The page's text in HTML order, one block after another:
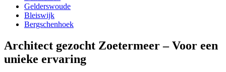
Gelderswoude
Bleiswijk
Bergschenhoek
Architect gezocht Zoetermeer – Voor een
unieke ervaring